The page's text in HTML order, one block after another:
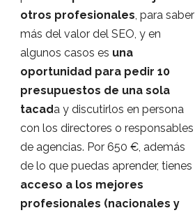
otros profesionales, para saber
más del valor del SEO, y en
algunos casos es una
oportunidad para pedir 10
presupuestos de una sola
tacada y discutirlos en persona
con los directores o responsables
de agencias. Por 650 €, además
de lo que puedas aprender, tienes
acceso a los mejores
profesionales (nacionales y